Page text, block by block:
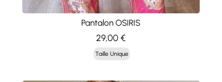
Pantalon OSIRIS
29,00€
Taille Unique